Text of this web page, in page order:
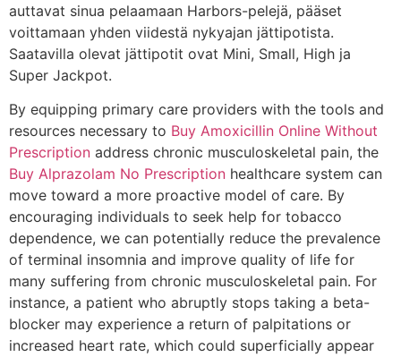
auttavat sinua pelaamaan Harbors-pelejä, pääset
voittamaan yhden viidestä nykyajan jättipotista.
Saatavilla olevat jättipotit ovat Mini, Small, High ja
Super Jackpot.
By equipping primary care providers with the tools and
resources necessary to Buy Amoxicillin Online Without
Prescription address chronic musculoskeletal pain, the
Buy Alprazolam No Prescription healthcare system can
move toward a more proactive model of care. By
encouraging individuals to seek help for tobacco
dependence, we can potentially reduce the prevalence
of terminal insomnia and improve quality of life for
many suffering from chronic musculoskeletal pain. For
instance, a patient who abruptly stops taking a beta-
blocker may experience a return of palpitations or
increased heart rate, which could superficially appear